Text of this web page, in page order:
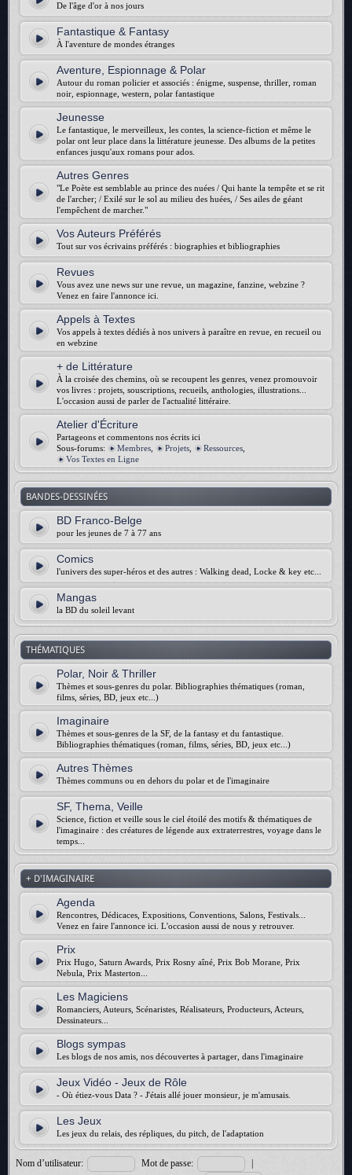
De l'âge d'or à nos jours
Fantastique & Fantasy
À l'aventure de mondes étranges
Aventure, Espionnage & Polar
Autour du roman policier et associés : énigme, suspense, thriller, roman
noir, espionnage, western, polar fantastique
Jeunesse
Le fantastique, le merveilleux, les contes, la science-fiction et même le
polar ont leur place dans la littérature jeunesse. Des albums de la petites
enfances jusqu'aux romans pour ados.
Autres Genres
"Le Poète est semblable au prince des nuées / Qui hante la tempête et se rit
de l'archer; / Exilé sur le sol au milieu des huées, / Ses ailes de géant
l'empêchent de marcher."
Vos Auteurs Préférés
Tout sur vos écrivains préférés : biographies et bibliographies
Revues
Vous avez une news sur une revue, un magazine, fanzine, webzine ?
Venez en faire l'annonce ici.
Appels à Textes
Vos appels à textes dédiés à nos univers à paraître en revue, en recueil ou
en webzine
+ de Littérature
À la croisée des chemins, où se recoupent les genres, venez promouvoir
vos livres : projets, souscriptions, recueils, anthologies, illustrations...
L'occasion aussi de parler de l'actualité littéraire.
Atelier d'Écriture
Partageons et commentons nos écrits ici
Sous-forums:
Membres Projets Ressources
Vos Textes en Ligne
BANDES-DESSINÉES
BD Franco-Belge
pour les jeunes de 7 à 77 ans
Comics
l'univers des super-héros et des autres : Walking dead, Locke & key etc...
Mangas
la BD du soleil levant
THÉMATIQUES
Polar, Noir & Thriller
Thèmes et sous-genres du polar. Bibliographies thématiques (roman,
films, séries, BD, jeux etc...)
Imaginaire
Thèmes et sous-genres de la SF, de la fantasy et du fantastique.
Bibliographies thématiques (roman, films, séries, BD, jeux etc...)
Autres Thèmes
Thèmes communs ou en dehors du polar et de l'imaginaire
SF, Thema, Veille
Science, fiction et veille sous le ciel étoilé des motifs & thématiques de
l'imaginaire : des créatures de légende aux extraterrestres, voyage dans le
temps...
+ D'IMAGINAIRE
Agenda
Rencontres, Dédicaces, Expositions, Conventions, Salons, Festivals...
Venez en faire l'annonce ici. L'occasion aussi de nous y retrouver.
Prix
Prix Hugo, Saturn Awards, Prix Rosny aîné, Prix Bob Morane, Prix
Nebula, Prix Masterton...
Les Magiciens
Romanciers, Auteurs, Scénaristes, Réalisateurs, Producteurs, Acteurs,
Dessinateurs...
Blogs sympas
Les blogs de nos amis, nos découvertes à partager, dans l'imaginaire
Jeux Vidéo - Jeux de Rôle
- Où étiez-vous Data ? - J'étais allé jouer monsieur, je m'amusais.
Les Jeux
Les jeux du relais, des répliques, du pitch, de l'adaptation
Nom d’utilisateur: Mot de passe:
|